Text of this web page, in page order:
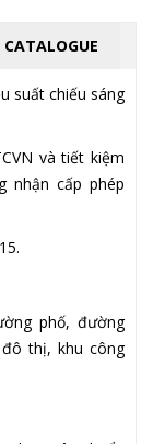
CATALOGUE
suất chiếu sáng
và tiết kiệm
nhận cấp phép
phố, đường
thị, khu công